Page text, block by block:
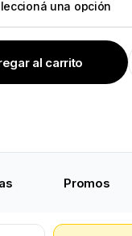
al carrito
Promos